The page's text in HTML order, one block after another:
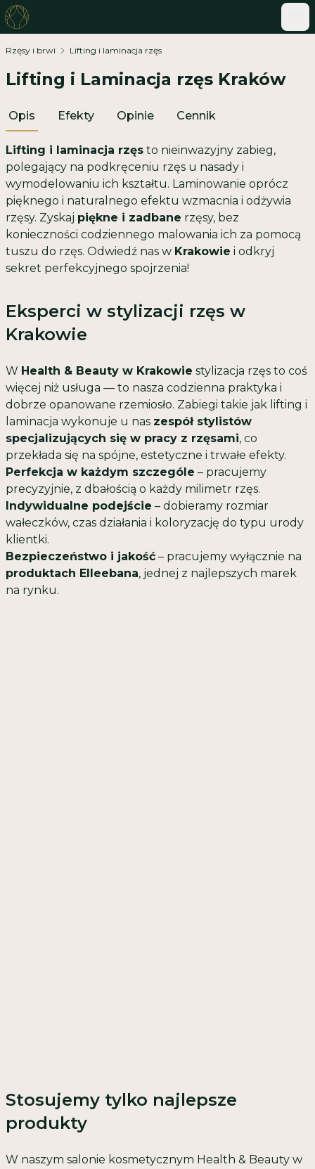
Rzęsy i brwi Lifting i laminacja rzęs
Lifting i Laminacja rzęs Kraków
Opis Efekty Opinie Cennik
Lifting i laminacja rzęs to nieinwazyjny zabieg,
polegający na podkręceniu rzęs u nasady i
wymodelowaniu ich kształtu. Laminowanie oprócz
pięknego i naturalnego efektu wzmacnia i odżywia
rzęsy. Zyskaj piękne i zadbane rzęsy, bez
konieczności codziennego malowania ich za pomocą
tuszu do rzęs. Odwiedź nas w Krakowie i odkryj
sekret perfekcyjnego spojrzenia!
Eksperci w stylizacji rzęs w
Krakowie
W Health & Beauty w Krakowie stylizacja rzęs to coś
więcej niż usługa — to nasza codzienna praktyka i
dobrze opanowane rzemiosło. Zabiegi takie jak lifting i
laminacja wykonuje u nas zespół stylistów
specjalizujących się w pracy z rzęsami, co
przekłada się na spójne, estetyczne i trwałe efekty.
Perfekcja w każdym szczególe – pracujemy
precyzyjnie, z dbałością o każdy milimetr rzęs.
Indywidualne podejście – dobieramy rozmiar
wałeczków, czas działania i koloryzację do typu urody
klientki.
Bezpieczeństwo i jakość – pracujemy wyłącznie na
produktach Elleebana, jednej z najlepszych marek
na rynku.
Stosujemy tylko najlepsze
produkty
W naszym salonie kosmetycznym Health & Beauty w